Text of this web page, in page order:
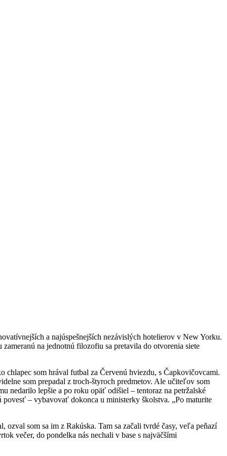
a najúspešnejších nezávislých hotelierov v New Yorku.
na jednotnú filozofiu sa pretavila do otvorenia siete
som hrával futbal za Červenú hviezdu, s Čapkovičovcami.
som prepadal z troch-štyroch predmetov. Ale učiteľov som
nedarilo lepšie a po roku opäť odišiel – tentoraz na petržalské
povesť – vybavovať dokonca u ministerky školstva. „Po maturite
som sa im z Rakúska. Tam sa začali tvrdé časy, veľa peňazí
večer, do pondelka nás nechali v base s najväčšími